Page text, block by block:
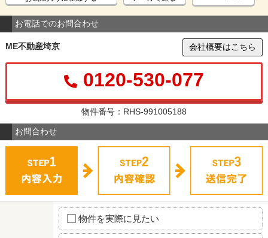
お電話でのお問合わせ
ME不動産埼京 会社概要はこちら
0120-530-077
物件番号：RHS-991005188
お問合わせ
物件を実際に見たい